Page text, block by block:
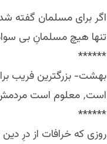
تنها هیچ مسلمانِ بی سواد وجود نداشت٬
******
بهشت- بزرگترین فریب
است٬ معلوم است مردمش درچه جهنمی زندگی می کند
******
روزی که خرافات از درِ